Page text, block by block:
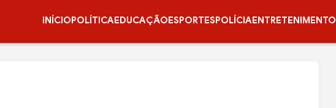
INÍCIOPOLÍTICAEDUCAÇÃOESPORTESPOLÍCIAENTRETENIMENTO